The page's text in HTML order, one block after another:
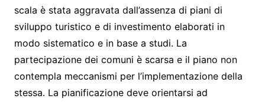
scala è stata aggravata dall’assenza di piani di
sviluppo turistico e di investimento elaborati in
modo sistematico e in base a studi. La
partecipazione dei comuni è scarsa e il piano non
contempla meccanismi per l’implementazione della
stessa. La pianificazione deve orientarsi ad